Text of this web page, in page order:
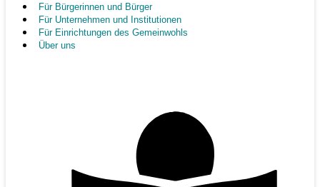
Für Bürgerinnen und Bürger
Für Unternehmen und Institutionen
Für Einrichtungen des Gemeinwohls
Über uns